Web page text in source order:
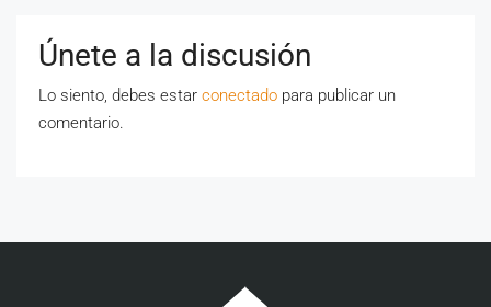
Únete a la discusión
Lo siento, debes estar conectado para publicar un
comentario.